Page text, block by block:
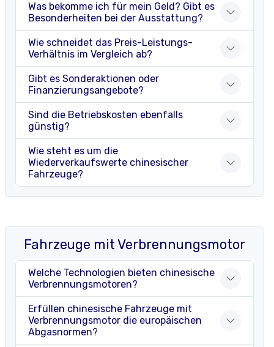
Was bekomme ich für mein Geld? Gibt es
Besonderheiten bei der Ausstattung?
Wie schneidet das Preis-Leistungs-
Verhältnis im Vergleich ab?
Gibt es Sonderaktionen oder
Finanzierungsangebote?
Sind die Betriebskosten ebenfalls
günstig?
Wie steht es um die
Wiederverkaufswerte chinesischer
Fahrzeuge?
Fahrzeuge mit Verbrennungsmotor
Welche Technologien bieten chinesische
Verbrennungsmotoren?
Erfüllen chinesische Fahrzeuge mit
Verbrennungsmotor die europäischen
Abgasnormen?